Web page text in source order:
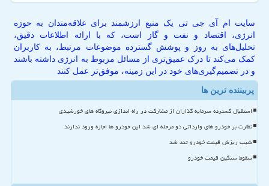
سایت ام آی جی تی یک منبع ارزشمند برای علاقه‌مندان به حوزه
انرژی، اقتصاد و نفت و گاز است، که با ارائه اطلاعات دقیق،
تحلیل‌های به روز و پوشش گسترده موضوعات مرتبط، به کاربران
کمک می‌کند تا درک عمیق‌تری از مسائل مربوط به انرژی داشته باشند
و در تصمیم‌گیری‌های خود در این زمینه، موفق‌تر عمل کنند
پربیننده ترین ها
استقبال گسترده سرمایه گذاران از مشارکت در راه اندازی نیروگاه های خورشیدی
نظارت بر خودرو های وارداتی دو مرحله ای شد این خودرو ها اجازه ورود ندارند
شیب ریزش قیمت خودرو تند شد
سقوط سنگین قیمت خودرو